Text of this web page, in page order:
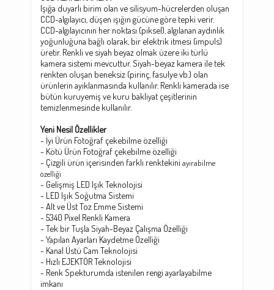
Işığa duyarlı birim olan ve silisyum-hücrelerden oluşan
CCD-algılayıcı, düşen ışığın gücüne göre tepki verir.
CCD-algılayıcının her noktası (piksel), algılanan aydınlık
yoğunluğuna bağlı olarak, bir elektrik itmesi (impuls)
üretir. Renkli ve siyah beyaz olmak üzere iki türlü
kamera sistemi mevcuttur. Siyah-beyaz kamera ile tek
renkten oluşan beneksiz (pirinç, fasulye vb.) olan
ürünlerin ayıklanmasında kullanılır. Renkli kamerada ise
bütün kuruyemiş ve kuru bakliyat çeşitlerinin
temizlenmesinde kullanılır.
Yeni Nesil Özellikler
- İyi Ürün Fotoğraf çekebilme özelliği
- Kötü Ürün Fotoğraf çekebilme özelliği
- Çizgili ürün içerisinden farklı renktekini ayırabilme
özelliği
- Gelişmiş LED Işık Teknolojisi
- LED Işık Soğutma Sistemi
- Alt ve Üst Toz Emme Sistemi
- 5340 Pixel Renkli Kamera
- Tek bir Tuşla Siyah-Beyaz Çalışma Özelliği
- Yapılan Ayarları Kaydetme Özelliği
- Kanal Üstü Cam Teknolojisi
- Hızlı EJEKTÖR Teknolojisi
- Renk Spekturumda istenilen rengi ayarlayabilme
imkanı